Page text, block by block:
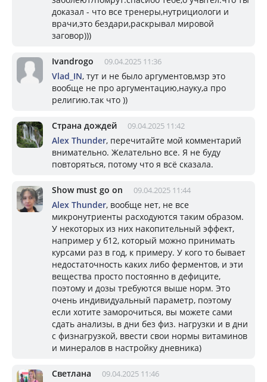
доказал - что все тренеры,нутрициологи и
врачи,это бездари,раскрывал мировой
заговор)))
Ivandrogo 09.04.2025 11:36
Vlad_IN, тут и не было аргументов,мзр это
вообще не про аргументацию,науку,а про
религию.так что ))
Страна дождей 09.04.2025 11:42
Alex Thunder, перечитайте мой комментарий
внимательно. Желательно все. Я не буду
повторяться, потому что я всё сказала.
Show must go on 09.04.2025 11:44
Alex Thunder, вообще нет, не все
микронутриенты расходуются таким образом.
У некоторых из них накопительный эффект,
например у б12, который можно принимать
курсами раз в год, к примеру. У кого то бывает
недостаточность каких либо ферментов, и эти
вещества просто постоянно в дефиците,
поэтому и дозы требуются выше норм. Это
очень индивидуальный параметр, поэтому
если хотите заморочиться, вы можете сами
сдать анализы, в дни без физ. нагрузки и в дни
с физнагрузкой, ввести свои нормы витаминов
и минералов в настройку дневника)
Светлана 09.04.2025 11:46